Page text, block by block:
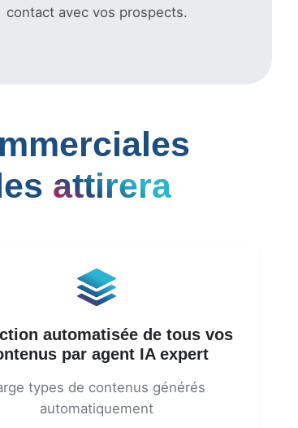
contact avec vos prospects.
attirera
automatisée de tous vos
par agent IA expert
types de contenus générés
automatiquement